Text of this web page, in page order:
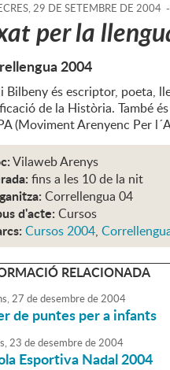
29 DE SETEMBRE DE 2004 -
per la
2004
Bilbeny és escriptor, poeta,
de la Història. També
(Moviment Arenyenc Per
Vilaweb Arenys
fins a les 10 de la nit
Correllengua 04
d'acte: Cursos
Cursos 2004,
RELACIONADA
27 dedesembrede2004
de puntes per a infants
23 dedesembrede2004
Esportiva Nadal 2004